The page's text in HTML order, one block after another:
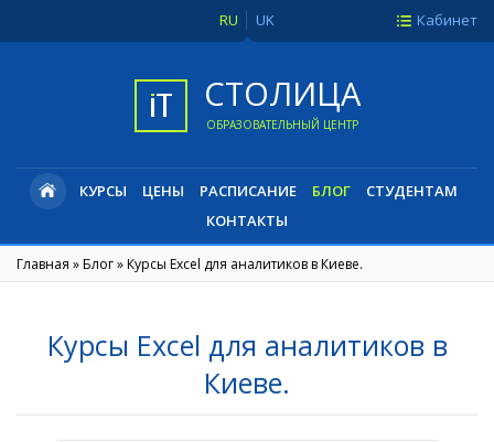
RU UK Кабинет
СТОЛИЦА
ОБРАЗОВАТЕЛЬНЫЙ ЦЕНТР
КУРСЫ ЦЕНЫ РАСПИСАНИЕ БЛОГ
СТУДЕНТАМ
КОНТАКТЫ
Главная »Блог»Курсы Excel для аналитиков в Киеве.
Курсы Excel для аналитиков в
Киеве.